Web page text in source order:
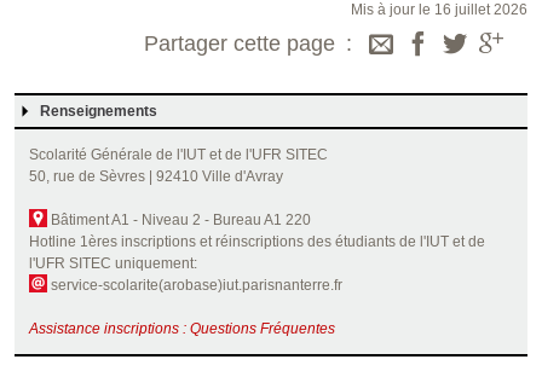
Mis à jour le 16 juillet 2026
Partager cette page
Renseignements
Scolarité Générale de l'IUT et de l'UFR SITEC
50, rue de Sèvres | 92410 Ville d'Avray
Bâtiment A1 - Niveau 2 - Bureau A1 220
Hotline 1ères inscriptions et réinscriptions des étudiants de l'IUT et de
l'UFR SITEC uniquement:
service-scolarite(arobase)iut.parisnanterre.fr
Assistance inscriptions : Questions Fréquentes